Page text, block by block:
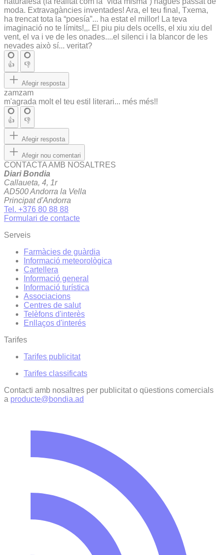
moda. Extravagàncies inventades! Ara, el teu final, Txema,
ha trencat tota la “poesía”... ha estat el millor! La teva
imaginació no te límits!,,. El piu piu dels ocells, el xiu xiu del
vent, el va i ve de les onades....el silenci i la blancor de les
nevades això sí... veritat?
👍 👎
Afegir resposta
zamzam
m'agrada molt el teu estil literari... més més!!
👍 👎
Afegir resposta
Afegir nou comentari
CONTACTA AMB NOSALTRES
Diari Bondia
Callaueta, 4, 1r
AD500 Andorra la Vella
Principat d'Andorra
Tel. +376 80 88 88
Formulari de contacte
Serveis
Farmàcies de guàrdia
Informació meteorològica
Cartellera
Informació general
Informació turística
Associacions
Centres de salut
Telèfons d'interès
Enllaços d'interés
Tarifes
Tarifes publicitat
Tarifes classificats
Contacti amb nosaltres per publicitat o qüestions comercials
a producte@bondia.ad